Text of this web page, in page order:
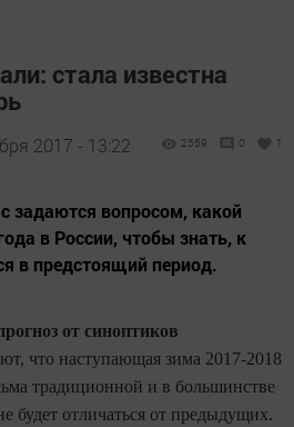
стала известна
2017 - 13:22 2559 0 1
задаются вопросом, какой
в России, чтобы знать, к
в предстоящий период.
от синоптиков
что наступающая зима 2017-2018
традиционной и в большинстве
будет отличаться от предыдущих.